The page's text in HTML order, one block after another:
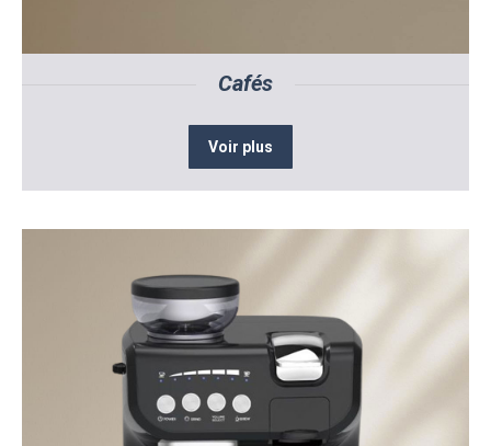
Cafés
Voir plus